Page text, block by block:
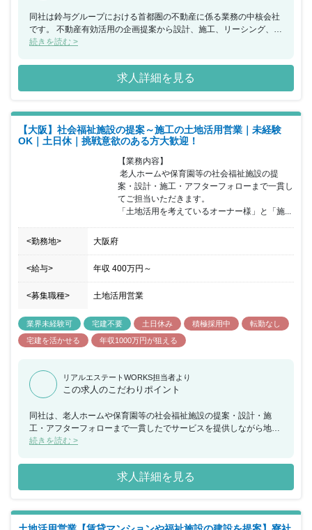
同社は鈴与グループにおける首都圏の不動産に係る業務の中核会社
です。 不動産有効活用の企画提案から設計、施工、リーシング、ビ
ル管理までを一貫して行い、その全てに営業担当としてかかわるこ
頼を得られる仕事で、会社の成長とともに社員個人としても成長で
きる会社です。 当ポジションについて、こちらは新規事業となりま
すが、同社は年齢や勤続年数に関係なく実力次第で昇格する為、年
盤に直行し直帰する働き方を通して自身で仕事の効率化を実現して
いただきます。 インセンティブは建築、売買に係わらず利益に応じ
て支給され、上限はありませんので、かなりのモチベーションにな
続きを読む >
求人詳細を見る
【大阪】社会福祉施設の提案～施工の土地活用営業｜未経験
OK｜土日休｜挑戦意欲のある方大歓迎！
【業務内容】
案・設計・施工・アフターフォローまで一貫し
てご担当いただきます。
「土地活用を考えているオーナー様」と「施...
<勤務地> 大阪府
<給与> 年収 400万円 ～
<募集職種> 土地活用営業
業界未経験可 宅建不要 土日休み 積極採用中
転勤なし
宅建を活かせる
年収1000万円が狙える
リアルエステートWORKS担当者より
この求人のこだわりポイント
同社は、老人ホームや保育園等の社会福祉施設の提案・設計・施
工・アフターフォローまで一貫したでサービスを提供しながら地域
社会に貢献しています。 業界に先駆けて社会福祉施設等の建築提案
ー」と「事業用地を探している事業者」両者の利益に繋がる提案を
行っていただくことができます。 社会福祉施設(介護・保育等)提案
に特化しており、社会貢献性が高いことや不動産、建築、税金、投
きます。 また社長自ら営業に同行し、営業ノウハウを学べること
続きを読む >
求人詳細を見る